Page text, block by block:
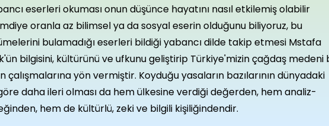
eserleri okuması onun düşünce hayatını nasıl etkilemiş olabilir
oranla az bilimsel ya da sosyal eserin olduğunu biliyoruz, bu
bulamadığı eserleri bildiği yabancı dilde takip etmesi Mstafa
bilgisini, kültürünü ve ufkunu geliştirip Türkiye'mizin çağdaş medeni
çalışmalarına yön vermiştir. Koyduğu yasaların bazılarının dünyadaki
daha ileri olması da hem ülkesine verdiği değerden, hem analiz-
hem de kültürlü, zeki ve bilgili kişiliğindendir.